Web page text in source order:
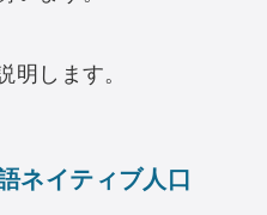
明します。
イティブ人口